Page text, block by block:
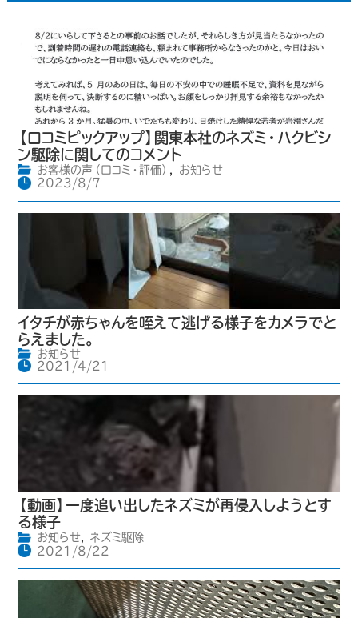
【口コミピックアップ】関東本社のネズミ・ハクビシ
ン駆除に関してのコメント
お客様の声（口コミ・評価）
お知らせ
2023/8/7
イタチが赤ちゃんを咥えて逃げる様子をカメラでと
らえました。
お知らせ
2021/4/21
【動画】一度追い出したネズミが再侵入しようとす
る様子
お知らせ,
ネズミ駆除
2021/8/22